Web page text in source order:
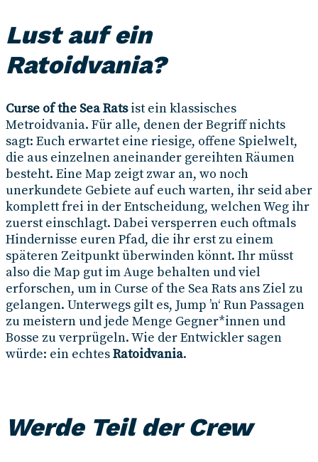
Lust auf ein
Ratoidvania?
Curse of the Sea Ratsist ein klassisches
Metroidvania. Für alle, denen der Begriff nichts
sagt: Euch erwartet eine riesige, offene Spielwelt,
die aus einzelnen aneinander gereihten Räumen
besteht. Eine Map zeigt zwar an, wo noch
unerkundete Gebiete auf euch warten, ihr seid aber
komplett frei in der Entscheidung, welchen Weg ihr
zuerst einschlagt. Dabei versperren euch oftmals
Hindernisse euren Pfad, die ihr erst zu einem
späteren Zeitpunkt überwinden könnt. Ihr müsst
also die Map gut im Auge behalten und viel
erforschen, um in Curse of the Sea Rats ans Ziel zu
gelangen. Unterwegs gilt es, Jump ’n‘ Run Passagen
zu meistern und jede Menge Gegner*innen und
Bosse zu verprügeln. Wie der Entwickler sagen
würde: ein echtesRatoidvania.
Werde Teil der Crew